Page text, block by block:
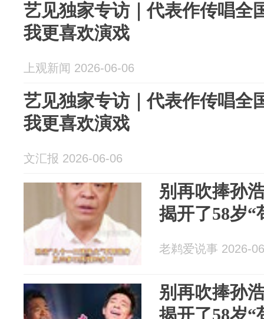
艺见独家专访｜代表作传唱全
我更喜欢演戏
上观新闻 2026-06-06
艺见独家专访｜代表作传唱全
我更喜欢演戏
文汇报 2026-06-06
别再吹捧孙
揭开了58岁“
老鹈爱说事 2026-
别再吹捧孙
揭开了58岁“